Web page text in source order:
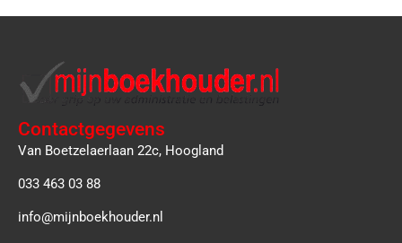
Contactgegevens
Van Boetzelaerlaan 22c, Hoogland
033 463 03 88
info@mijnboekhouder.nl